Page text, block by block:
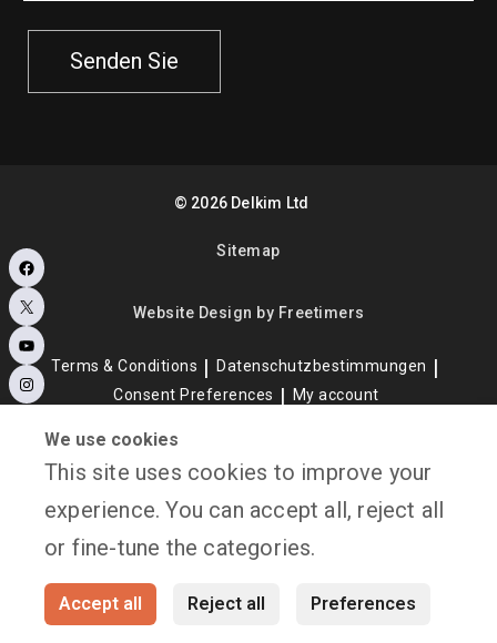
Senden Sie
© 2026 Delkim Ltd
Sitemap
Website Design by Freetimers
Terms & Conditions
Datenschutzbestimmungen
Consent Preferences
My account
Facebook
X
YouTube
Instagram
We use cookies
This site uses cookies to improve your
experience. You can accept all, reject all
or fine-tune the categories.
Accept all Reject all Preferences